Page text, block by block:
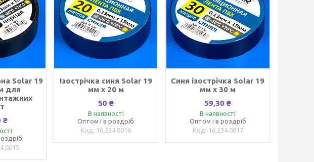
Solar 19
для
₴
Ізострічка синя Solar 19
мм х 20 м
50 ₴
В наявності
Оптом і в роздріб
16.234.0016
Синя ізострічка Solar 19
мм x 30 м
59,30 ₴
В наявності
Оптом і в роздріб
16.234.0017